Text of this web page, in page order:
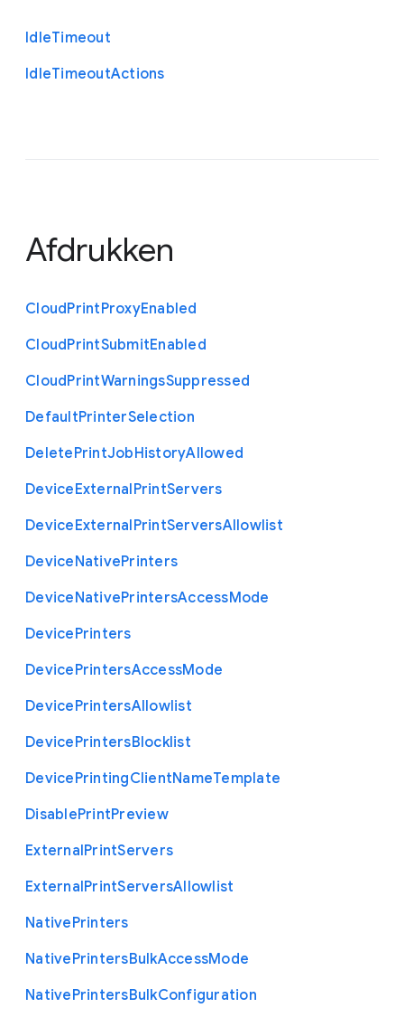
IdleTimeout
IdleTimeoutActions
Afdrukken
CloudPrintProxyEnabled
CloudPrintSubmitEnabled
CloudPrintWarningsSuppressed
DefaultPrinterSelection
DeletePrintJobHistoryAllowed
DeviceExternalPrintServers
DeviceExternalPrintServersAllowlist
DeviceNativePrinters
DeviceNativePrintersAccessMode
DevicePrinters
DevicePrintersAccessMode
DevicePrintersAllowlist
DevicePrintersBlocklist
DevicePrintingClientNameTemplate
DisablePrintPreview
ExternalPrintServers
ExternalPrintServersAllowlist
NativePrinters
NativePrintersBulkAccessMode
NativePrintersBulkConfiguration